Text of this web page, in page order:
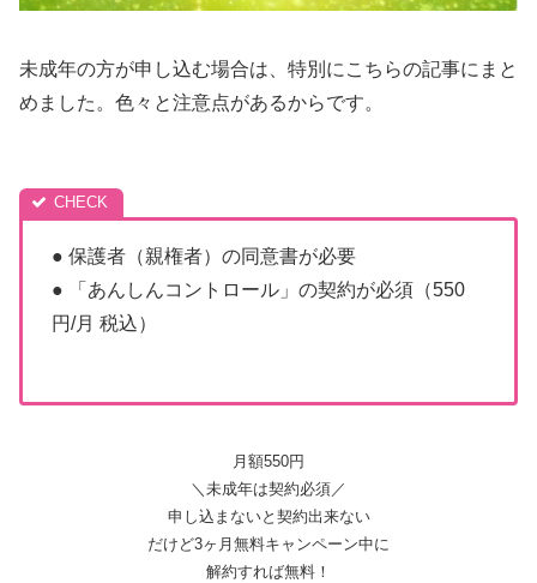
未成年の方が申し込む場合は、特別にこちらの記事にまと
めました。色々と注意点があるからです。
● 保護者（親権者）の同意書が必要
● 「あんしんコントロール」の契約が必須（550
円/月 税込）
月額550円
＼未成年は契約必須／
申し込まないと契約出来ない
だけど3ヶ月無料キャンペーン中に
解約すれば無料！